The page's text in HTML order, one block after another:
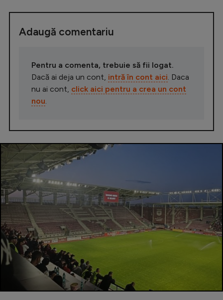
Adaugă comentariu
Pentru a comenta, trebuie să fii logat.
Dacă ai deja un cont, intră în cont aici . Daca
nu ai cont, click aici pentru a crea un cont
nou